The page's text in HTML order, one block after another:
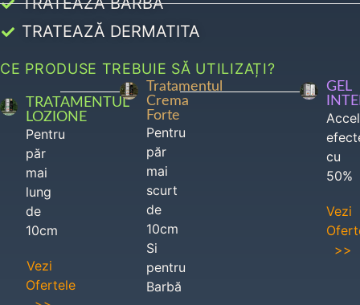
TRATEAZĂ DERMATITA
CE PRODUSE TREBUIE SĂ UTILIZAȚI?
TRATAMENTUL
LOZIONE
Pentru
păr
mai
lung
de
10cm
Vezi
Ofertele
Tratamentul
Crema
Forte
Pentru
păr
mai
scurt
de
10cm
Si
pentru
Barbă
GEL
cu
50%
Vezi
>>